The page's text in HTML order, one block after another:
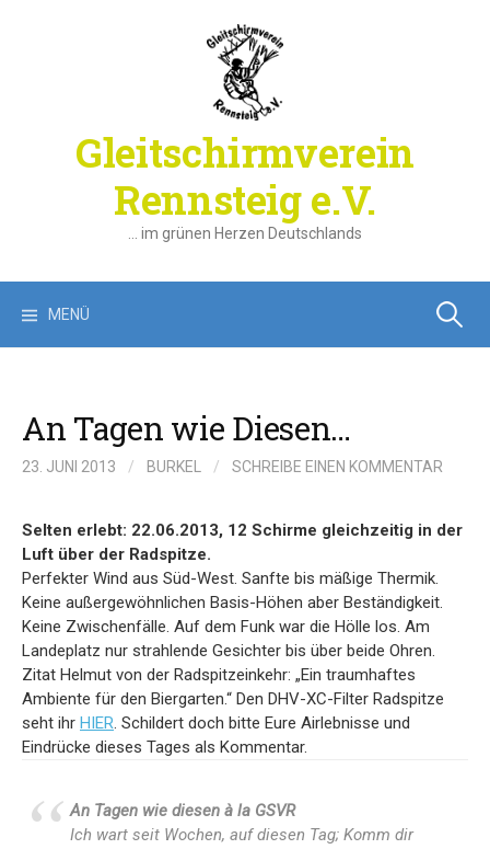
Gleitschirmverein
Rennsteig e.V.
… im grünen Herzen Deutschlands
MENÜ Suchen
An Tagen wie Diesen…
23. JUNI 2013 / BURKEL / SCHREIBE EINEN KOMMENTAR
Selten erlebt: 22.06.2013, 12 Schirme gleichzeitig in der
Luft über der Radspitze.
Perfekter Wind aus Süd-West. Sanfte bis mäßige Thermik.
Keine außergewöhnlichen Basis-Höhen aber Beständigkeit.
Keine Zwischenfälle. Auf dem Funk war die Hölle los. Am
Landeplatz nur strahlende Gesichter bis über beide Ohren.
Zitat Helmut von der Radspitzeinkehr: „Ein traumhaftes
Ambiente für den Biergarten.“ Den DHV-XC-Filter Radspitze
seht ihr HIER. Schildert doch bitte Eure Airlebnisse und
Eindrücke dieses Tages als Kommentar.
An Tagen wie diesen à la GSVR
Ich wart seit Wochen, auf diesen Tag; Komm dir